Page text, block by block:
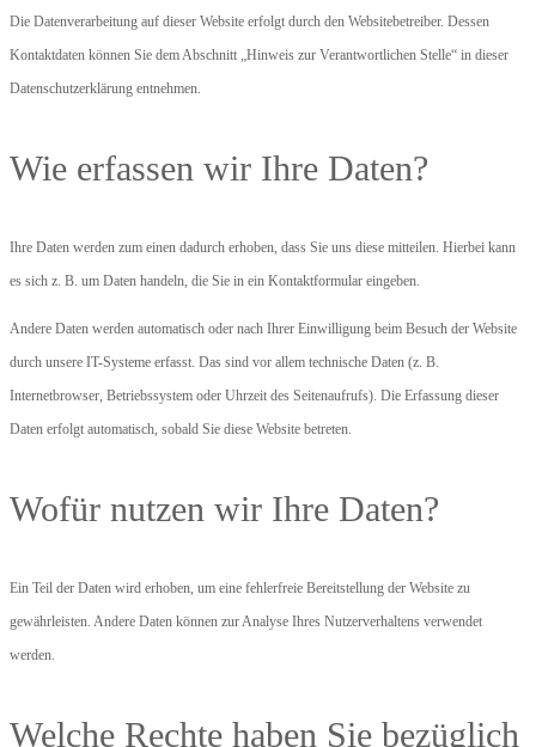
Die Datenverarbeitung auf dieser Website erfolgt durch den Websitebetreiber. Dessen
Kontaktdaten können Sie dem Abschnitt „Hinweis zur Verantwortlichen Stelle“ in dieser
Datenschutzerklärung entnehmen.
Wie erfassen wir Ihre Daten?
Ihre Daten werden zum einen dadurch erhoben, dass Sie uns diese mitteilen. Hierbei kann
es sich z. B. um Daten handeln, die Sie in ein Kontaktformular eingeben.
Andere Daten werden automatisch oder nach Ihrer Einwilligung beim Besuch der Website
durch unsere IT-Systeme erfasst. Das sind vor allem technische Daten (z. B.
Internetbrowser, Betriebssystem oder Uhrzeit des Seitenaufrufs). Die Erfassung dieser
Daten erfolgt automatisch, sobald Sie diese Website betreten.
Wofür nutzen wir Ihre Daten?
Ein Teil der Daten wird erhoben, um eine fehlerfreie Bereitstellung der Website zu
gewährleisten. Andere Daten können zur Analyse Ihres Nutzerverhaltens verwendet
werden.
Welche Rechte haben Sie bezüglich